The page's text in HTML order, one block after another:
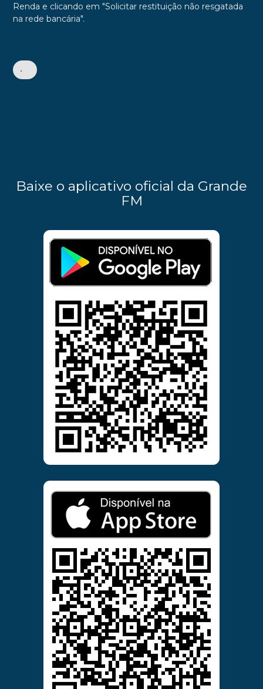
Renda e clicando em "Solicitar restituição não resgatada
na rede bancária".
•
Baixe o aplicativo oficial da Grande
FM